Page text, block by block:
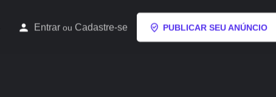
Entrar ou Cadastre-se PUBLICAR SEU ANÚNCIO